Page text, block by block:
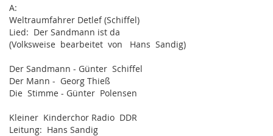
A:
Weltraumfahrer Detlef (Schiffel)
Lied: Der Sandmann ist da
(Volksweise bearbeitet von Hans Sandig)
Der Sandmann - Günter Schiffel
Der Mann - Georg Thieß
Die Stimme - Günter Polensen
Kleiner Kinderchor Radio DDR
Leitung: Hans Sandig